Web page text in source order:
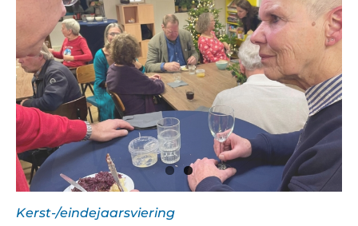
Kerst-/eindejaarsviering